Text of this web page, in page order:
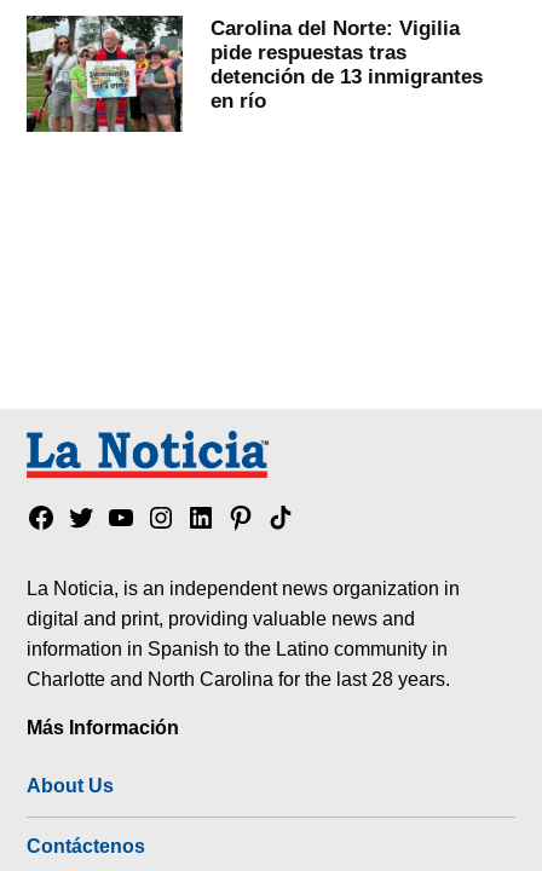
Carolina del Norte: Vigilia
pide respuestas tras
detención de 13 inmigrantes
en río
Facebook
TwitterYouTubeInstagram
LinkedinPinterest
Tik
La Noticia, is an independent news organization in
digital and print, providing valuable news and
information in Spanish to the Latino community in
Charlotte and North Carolina for the last 28 years.
Más Información
About Us
Contáctenos